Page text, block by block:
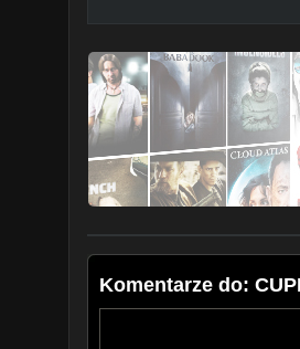
Komentarze do: